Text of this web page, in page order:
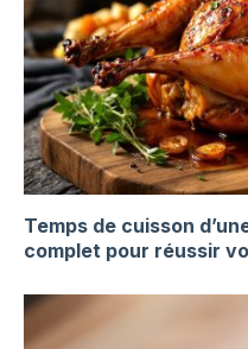
Temps de cuisson
complet pour réussir